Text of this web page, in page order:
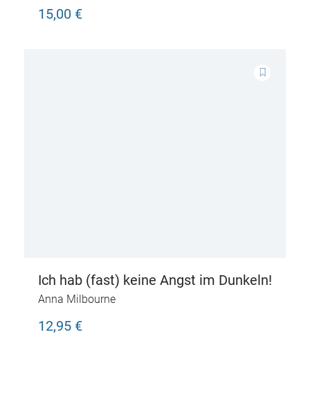
15,00 €
Ich hab (fast) keine Angst im Dunkeln!
Anna Milbourne
12,95 €